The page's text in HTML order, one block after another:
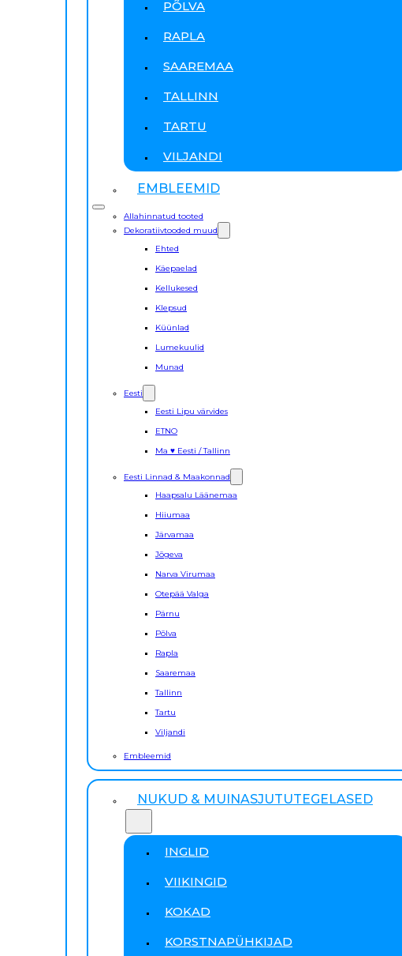
PÕLVA
RAPLA
SAAREMAA
TALLINN
TARTU
VILJANDI
EMBLEEMID
Allahinnatud tooted
Dekoratiivtooded muud
Ehted
Käepaelad
Kellukesed
Klepsud
Küünlad
Lumekuulid
Munad
Eesti
Eesti Lipu värvides
ETNO
Ma ♥ Eesti / Tallinn
Eesti Linnad & Maakonnad
Haapsalu Läänemaa
Hiiumaa
Järvamaa
Jõgeva
Narva Virumaa
Otepää Valga
Pärnu
Põlva
Rapla
Saaremaa
Tallinn
Tartu
Viljandi
Embleemid
NUKUD & MUINASJUTUTEGELASED
INGLID
VIIKINGID
KOKAD
KORSTNAPÜHKIJAD